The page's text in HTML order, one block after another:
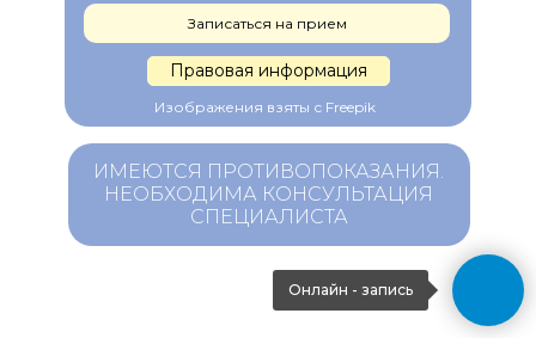
Правовая информация
Записаться на прием
Изображения взяты с Freepik
ИМЕЮТСЯ ПРОТИВОПОКАЗАНИЯ.
НЕОБХОДИМА КОНСУЛЬТАЦИЯ
СПЕЦИАЛИСТА
Онлайн - запись